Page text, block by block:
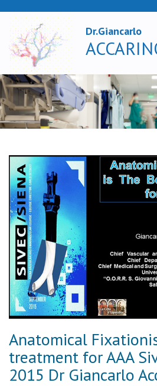
Dr.Giancarlo
X
Anatomical
treatment for AAA
2015 Dr Giancarlo